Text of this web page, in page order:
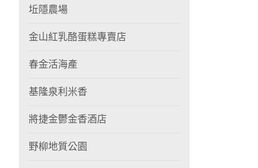
坵隱農場
金山紅乳酪蛋糕專賣店
春金活海產
基隆泉利米香
將捷金鬱金香酒店
野柳地質公園